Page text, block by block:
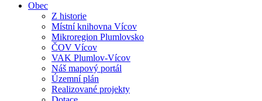
Obec
Z historie
Místní knihovna Vícov
Mikroregion Plumlovsko
ČOV Vícov
VAK Plumlov-Vícov
Náš mapový portál
Územní plán
Realizované projekty